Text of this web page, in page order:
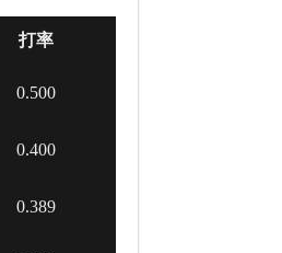
打率
0.500
0.400
0.389